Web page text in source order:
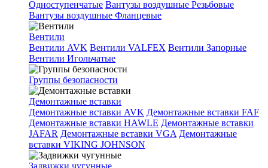
Одноступенчатые Вантузы воздушные Резьбовые
Вантузы воздушные Фланцевые
Вентили
Вентили AVK Вентили VALFEX Вентили Запорные
Вентили Игольчатые
Группы безопасности
Демонтажные вставки
Демонтажные вставки AVK Демонтажные вставки FAF
Демонтажные вставки HAWLE Демонтажные вставки
JAFAR Демонтажные вставки VGA Демонтажные
вставки VIKING JOHNSON
Задвижки чугунные